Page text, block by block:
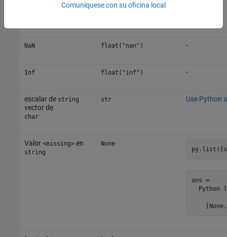
NaN float("nan") -
Inf float("inf") -
escalar de string
vector de
char
str Use Python
Valor <missing>en
string
None
ans =
Python
Comuníquese con su oficina local